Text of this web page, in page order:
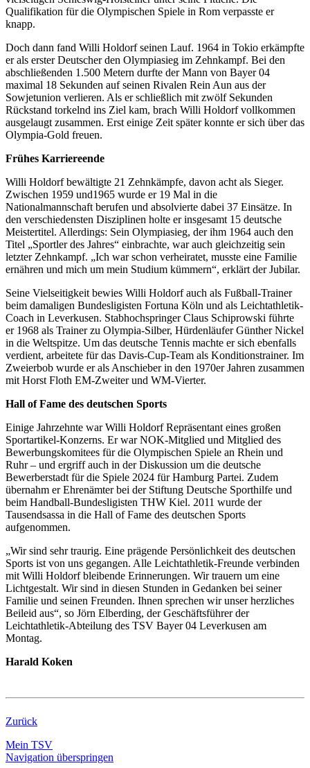
Qualifikation für die Olympischen Spiele in Rom verpasste er
knapp.
Doch dann fand Willi Holdorf seinen Lauf. 1964 in Tokio erkämpfte
er als erster Deutscher den Olympiasieg im Zehnkampf. Bei den
abschließenden 1.500 Metern durfte der Mann von Bayer 04
maximal 18 Sekunden auf seinen Rivalen Rein Aun aus der
Sowjetunion verlieren. Als er schließlich mit zwölf Sekunden
Rückstand torkelnd ins Ziel kam, brach Willi Holdorf vollkommen
ausgelaugt zusammen. Erst einige Zeit später konnte er sich über das
Olympia-Gold freuen.
Frühes Karriereende
Willi Holdorf bewältigte 21 Zehnkämpfe, davon acht als Sieger.
Zwischen 1959 und1965 wurde er 19 Mal in die
Nationalmannschaft berufen und absolvierte dabei 37 Einsätze. In
den verschiedensten Disziplinen holte er insgesamt 15 deutsche
Meistertitel. Allerdings: Sein Olympiasieg, der ihm 1964 auch den
Titel „Sportler des Jahres“ einbrachte, war auch gleichzeitig sein
letzter Zehnkampf. „Ich war schon verheiratet, musste eine Familie
ernähren und mich um mein Studium kümmern“, erklärt der Jubilar.
Seine Vielseitigkeit bewies Willi Holdorf auch als Fußball-Trainer
beim damaligen Bundesligisten Fortuna Köln und als Leichtathletik-
Coach in Leverkusen. Stabhochspringer Claus Schiprowski führte
er 1968 als Trainer zu Olympia-Silber, Hürdenläufer Günther Nickel
in die Weltspitze. Um das deutsche Tennis machte er sich ebenfalls
verdient, arbeitete für das Davis-Cup-Team als Konditionstrainer. Im
Zweierbob wurde er als Anschieber in den 1970er Jahren zusammen
mit Horst Floth EM-Zweiter und WM-Vierter.
Hall of Fame des deutschen Sports
Einige Jahrzehnte war Willi Holdorf Repräsentant eines großen
Sportartikel-Konzerns. Er war NOK-Mitglied und Mitglied des
Bewerbungskomitees für die Olympischen Spiele an Rhein und
Ruhr – und ergriff auch in der Diskussion um die deutsche
Bewerberstadt für die Spiele 2024 für Hamburg Partei. Zudem
übernahm er Ehrenämter bei der Stiftung Deutsche Sporthilfe und
beim Handball-Bundesligisten THW Kiel. 2011 wurde der
Tausendsassa in die Hall of Fame des deutschen Sports
aufgenommen.
„Wir sind sehr traurig. Eine prägende Persönlichkeit des deutschen
Sports ist von uns gegangen. Alle Leichtathletik-Freunde verbinden
mit Willi Holdorf bleibende Erinnerungen. Wir trauern um eine
Lichtgestalt. Wir sind in diesen Stunden in Gedanken bei seiner
Familie und seinen Freunden. Ihnen sprechen wir unser herzliches
Beileid aus“, so Jörn Elberding, der Geschäftsführer der
Leichtathletik-Abteilung des TSV Bayer 04 Leverkusen am
Montag.
Harald Koken
Zurück
Mein TSV
Navigation überspringen